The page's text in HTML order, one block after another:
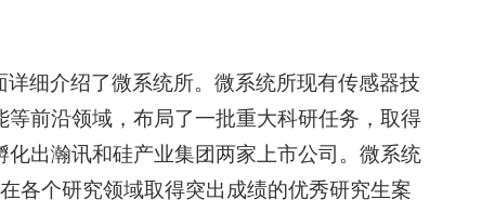
细介绍了微系统所。微系统所现有传感器技
前沿领域，布局了一批重大科研任务，取得
出瀚讯和硅产业集团两家上市公司。微系统
各个研究领域取得突出成绩的优秀研究生案